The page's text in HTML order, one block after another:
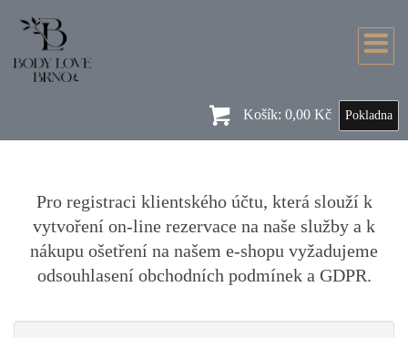
Košík: 0,00 Kč Pokladna
Pro registraci klientského účtu, která slouží k
vytvoření on-line rezervace na naše služby a k
nákupu ošetření na našem e-shopu vyžadujeme
odsouhlasení obchodních podmínek a GDPR.